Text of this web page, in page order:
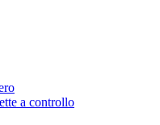
a controllo